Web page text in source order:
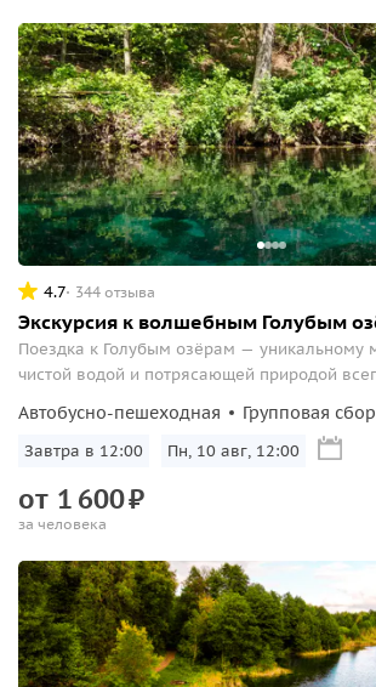
4.7 344 отзыва
Экскурсия к волшебным Голубым
Поездка к Голубым озёрам — уникальному
чистой водой и потрясающей природой
Автобусно-пешеходная Групповая
Завтра в 12:00 Пн, 10 авг, 12:00
от 1 600₽
за человека